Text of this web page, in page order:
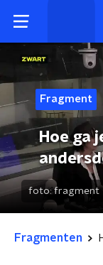
Fragment
Hoe ga
foto:fragment
Fragmenten